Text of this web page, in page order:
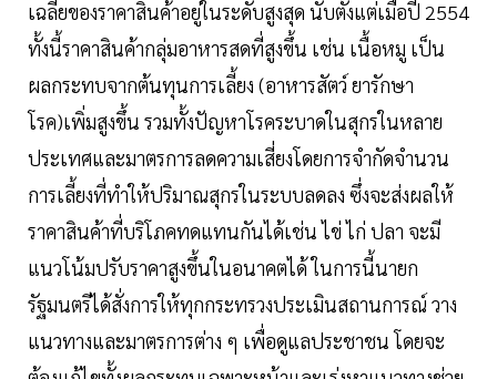
เฉลี่ยของราคาสินค้าอยู่ในระดับสูงสุด นับตั้งแต่เมื่อปี 2554
ทั้งนี้ราคาสินค้ากลุ่มอาหารสดที่สูงขึ้น เช่น เนื้อหมู เป็น
ผลกระทบจากต้นทุนการเลี้ยง (อาหารสัตว์ ยารักษา
โรค)เพิ่มสูงขึ้น รวมทั้งปัญหาโรคระบาดในสุกรในหลาย
ประเทศและมาตรการลดความเสี่ยงโดยการจำกัดจำนวน
การเลี้ยงที่ทำให้ปริมาณสุกรในระบบลดลง ซึ่งจะส่งผลให้
ราคาสินค้าที่บริโภคทดแทนกันได้เช่น ไข่ ไก่ ปลา จะมี
แนวโน้มปรับราคาสูงขึ้นในอนาคตได้ ในการนี้นายก
รัฐมนตรีได้สั่งการให้ทุกกระทรวงประเมินสถานการณ์ วาง
แนวทางและมาตรการต่าง ๆ เพื่อดูแลประชาชน โดยจะ